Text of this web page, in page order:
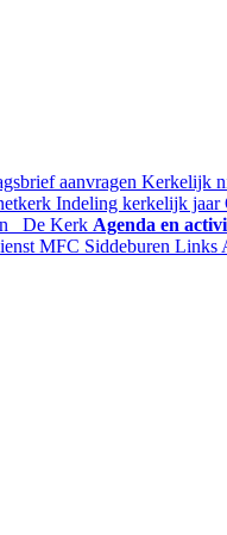
aanvragen Kerkelijk
Indeling kerkelijk jaar
De Kerk Agenda en
MFC Siddeburen Links